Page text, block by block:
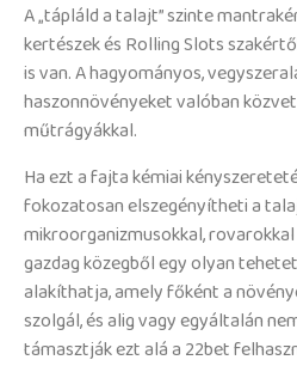
A „tápláld a talajt” szinte
kertészek és Rolling Slots
is van. A hagyományos,
haszonnövényeket valóban
műtrágyákkal.
Ha ezt a fajta kémiai
fokozatosan elszegényítheti a
mikroorganizmusokkal,
gazdag közegből egy olyan
alakíthatja, amely főként a
szolgál, és alig vagy egyáltalán
támasztják ezt alá a 22bet